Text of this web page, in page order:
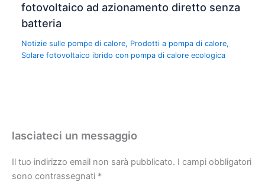
fotovoltaico ad azionamento diretto senza
batteria
Notizie sulle pompe di calore, Prodotti a pompa di calore,
Solare fotovoltaico ibrido con pompa di calore ecologica
lasciateci un messaggio
Il tuo indirizzo email non sarà pubblicato. I campi obbligatori
sono contrassegnati *